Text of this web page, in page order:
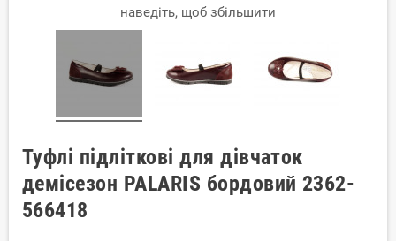
наведіть, щоб збільшити
Туфлі підліткові для дівчаток
демісезон PALARIS бордовий 2362-
566418